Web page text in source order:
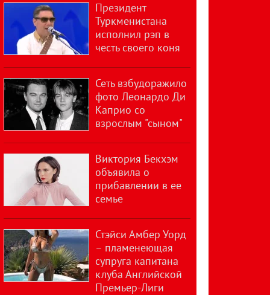
Президент
Туркменистана
исполнил рэп в
честь своего коня
Сеть взбудоражило
фото Леонардо Ди
Каприо со
взрослым "сыном"
Виктория Бекхэм
объявила о
прибавлении в ее
семье
Стэйси Амбер Уорд
– пламенеющая
супруга капитана
клуба Английской
Премьер-Лиги